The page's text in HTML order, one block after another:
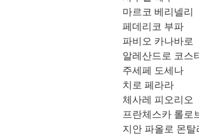
마르코 베리넬리
페데리코 부파
파비오 카나바로
알레산드로 코스
주세페 도세나
치로 페라라
체사레 피오리오
프란체스카 롤로
지안 파올로 몬탈